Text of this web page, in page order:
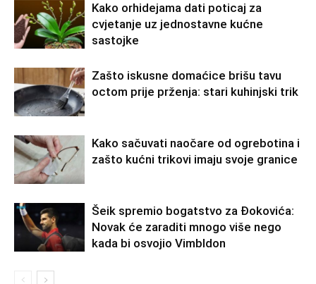
Kako orhidejama dati poticaj za
cvjetanje uz jednostavne kućne
sastojke
Zašto iskusne domaćice brišu tavu
octom prije prženja: stari kuhinjski trik
Kako sačuvati naočare od ogrebotina i
zašto kućni trikovi imaju svoje granice
Šeik spremio bogatstvo za Đokovića:
Novak će zaraditi mnogo više nego
kada bi osvojio Vimbldon